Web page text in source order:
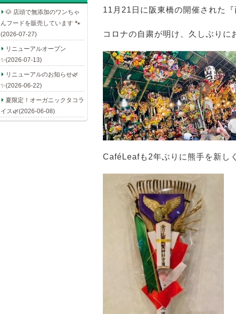
11月21日に阪東橋の開催された
コロナの自粛が明け、久しぶり
CaféLeafも2年ぶりに熊手を新し
🐶 店頭で無添加のワンちゃ
んフードを販売しています 🐾
(2026-07-27)
リニューアルオープン
✨(2026-07-13)
リニューアルのお知らせ🌿
✨(2026-06-22)
夏限定！オーガニックタコラ
イス🌿(2026-06-08)